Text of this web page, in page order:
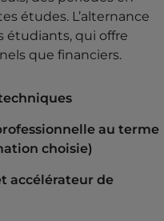
études. L’alternance
étudiants, qui offre
que financiers.
au terme
choisie)
accélérateur de